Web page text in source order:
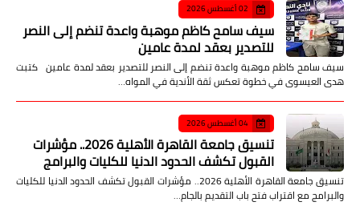
02 أغسطس 2026
سيف سامح كاظم موهبة واعدة تنضم إلى النصر
للتصدير بعقد لمدة عامين
سيف سامح كاظم موهبة واعدة تنضم إلى النصر للتصدير بعقد لمدة عامين كتبت
هدى العيسوى في خطوة تعكس ثقة الأندية في المواه…
04 أغسطس 2026
تنسيق جامعة القاهرة الأهلية 2026.. مؤشرات
القبول تكشف الحدود الدنيا للكليات والبرامج
تنسيق جامعة القاهرة الأهلية 2026.. مؤشرات القبول تكشف الحدود الدنيا للكليات
والبرامج مع اقتراب فتح باب التقديم بالجام…